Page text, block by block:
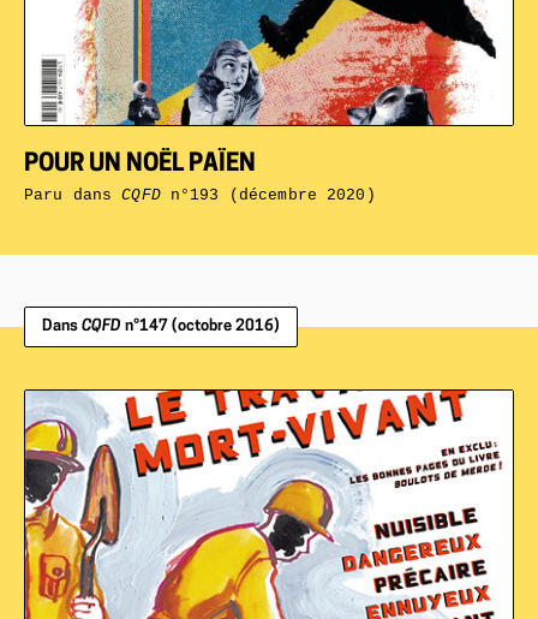
POUR UN NOËL PAÏEN
Paru dansCQFDn°193 (décembre 2020)
Dans CQFD n°147 (octobre 2016)